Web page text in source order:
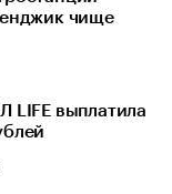
чище
LIFE выплатила